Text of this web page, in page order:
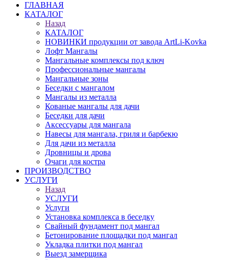
ГЛАВНАЯ
КАТАЛОГ
Назад
КАТАЛОГ
НОВИНКИ продукции от завода ArtLi-Kovka
Лофт Мангалы
Мангальные комплексы под ключ
Профессиональные мангалы
Мангальные зоны
Беседки с мангалом
Мангалы из металла
Кованые мангалы для дачи
Беседки для дачи
Аксессуары для мангала
Навесы для мангала, гриля и барбекю
Для дачи из металла
Дровницы и дрова
Очаги для костра
ПРОИЗВОДСТВО
УСЛУГИ
Назад
УСЛУГИ
Услуги
Установка комплекса в беседку
Свайный фундамент под мангал
Бетонирование площадки под мангал
Укладка плитки под мангал
Выезд замерщика